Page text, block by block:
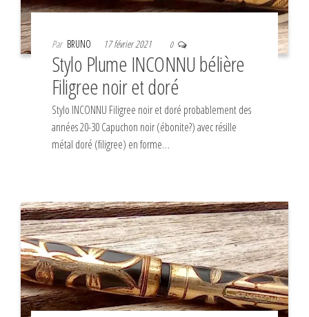
Par BRUNO 17 février 2021 0
Stylo Plume INCONNU bélière
Filigree noir et doré
Stylo INCONNU Filigree noir et doré probablement des
années 20-30 Capuchon noir (ébonite?) avec résille
métal doré (filigree) en forme…